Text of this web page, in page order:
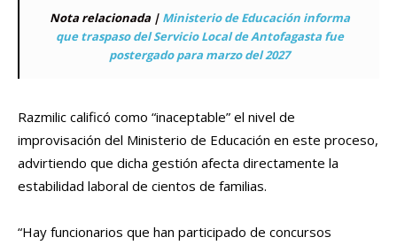
Nota relacionada | Ministerio de Educación informa
que traspaso del Servicio Local de Antofagasta fue
postergado para marzo del 2027
Razmilic calificó como “inaceptable” el nivel de
improvisación del Ministerio de Educación en este proceso,
advirtiendo que dicha gestión afecta directamente la
estabilidad laboral de cientos de familias.
“Hay funcionarios que han participado de concursos